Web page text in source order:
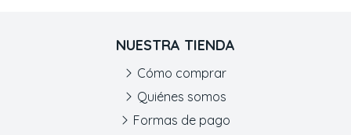
NUESTRA TIENDA
Cómo comprar
Quiénes somos
Formas de pago